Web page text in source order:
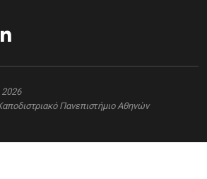
Πανεπιστήμιο Αθηνών